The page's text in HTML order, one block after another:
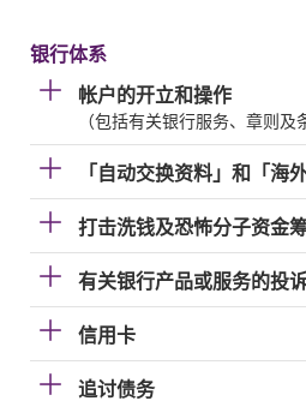
银行体系
帐户的开立和操作
（包括有关银行服务、章则及
「自动交换资料」和「海
打击洗钱及恐怖分子资金
有关银行产品或服务的投
信用卡
追讨债务